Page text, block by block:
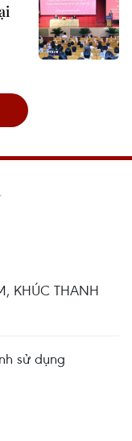
KHÚC THANH
sử dụng